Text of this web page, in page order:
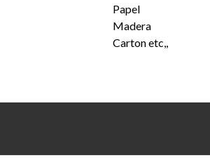
Papel
Madera
Carton etc,,